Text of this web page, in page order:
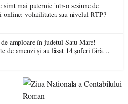
simt mai puternic într-o sesiune de
online: volatilitatea sau nivelul RTP?
amploare în județul Satu Mare!
de amenzi și au lăsat 14 șoferi fără
zi